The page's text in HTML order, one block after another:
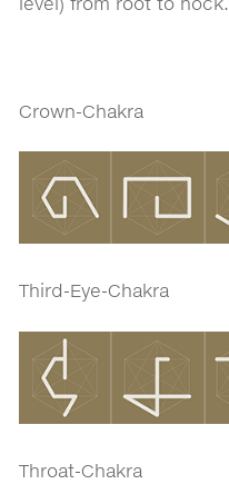
Crown-Chakra
Third-Eye-Chakra
Throat-Chakra